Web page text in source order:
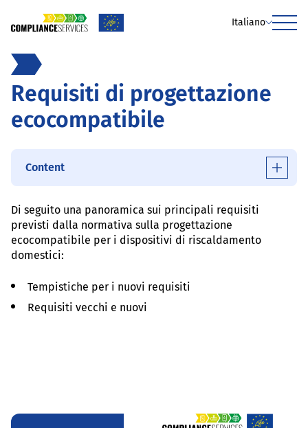
Italiano
Menu
Requisiti di progettazione
ecocompatibile
Content
Di seguito una panoramica sui principali requisiti
previsti dalla normativa sulla progettazione
ecocompatibile per i dispositivi di riscaldamento
domestici:
Tempistiche per i nuovi requisiti
Requisiti vecchi e nuovi